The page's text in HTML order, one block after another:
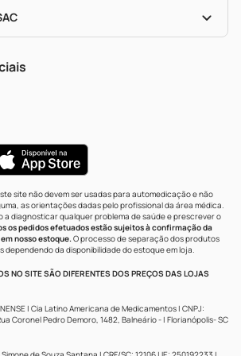
1687
site não devem ser usadas para automedicação e não
as orientações dadas pelo profissional da área médica.
a diagnosticar qualquer problema de saúde e prescrever o
os pedidos efetuados estão sujeitos à confirmação da
nosso estoque.O processo de separação dos produtos
dependendo da disponibilidade do estoque em loja.
NO SITE SÃO DIFERENTES DOS PREÇOS DAS LOJAS
| Cia Latino Americana de Medicamentos | CNPJ:
Coronel Pedro Demoro, 1482, Balneário - | Florianópolis- SC